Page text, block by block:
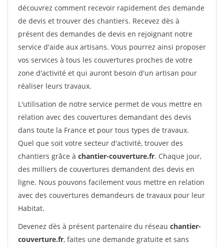
découvrez comment recevoir rapidement des demande
de devis et trouver des chantiers. Recevez dès à
présent des demandes de devis en rejoignant notre
service d'aide aux artisans. Vous pourrez ainsi proposer
vos services à tous les couvertures proches de votre
zone d'activité et qui auront besoin d'un artisan pour
réaliser leurs travaux.
L'utilisation de notre service permet de vous mettre en
relation avec des couvertures demandant des devis
dans toute la France et pour tous types de travaux.
Quel que soit votre secteur d'activité, trouver des
chantiers grâce à chantier-couverture.fr. Chaque jour,
des milliers de couvertures demandent des devis en
ligne. Nous pouvons facilement vous mettre en relation
avec des couvertures demandeurs de travaux pour leur
Habitat.
Devenez dès à présent partenaire du réseau chantier-
couverture.fr, faites une demande gratuite et sans